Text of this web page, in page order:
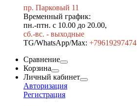
пр. Парковый 11
Временный график:
пн.-птн. с 10.00 до 20.00,
сб.-вс. - выходные
TG/WhatsApp/Max: +79619297474
Сравнение
Корзина
Личный кабинет
Авторизация
Регистрация